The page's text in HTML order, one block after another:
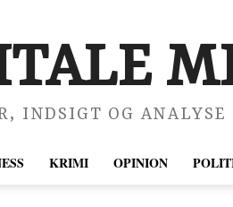
INDSIGT OG ANALYSE
KRIMI OPINION